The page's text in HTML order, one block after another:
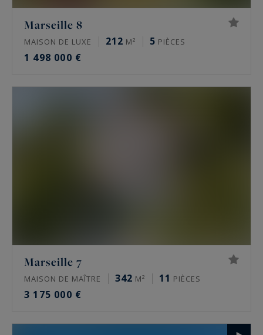
Marseille 8
MAISON DE LUXE 212 M² 5 PIÈCES
1 498 000 €
Marseille 7
MAISON DE MAÎTRE 342 M² 11 PIÈCES
3 175 000 €